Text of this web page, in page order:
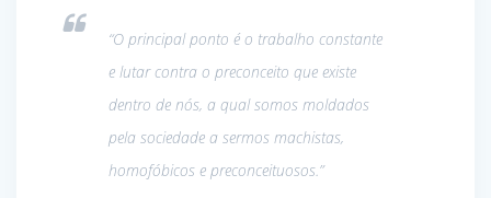
“O principal ponto é o trabalho constante
e lutar contra o preconceito que existe
dentro de nós, a qual somos moldados
pela sociedade a sermos machistas,
homofóbicos e preconceituosos.”